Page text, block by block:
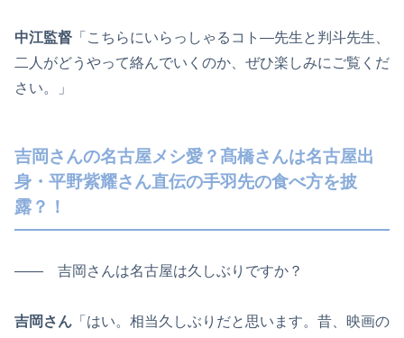
中江監督 「こちらにいらっしゃるコト―先生と判斗先生、
二人がどうやって絡んでいくのか、ぜひ楽しみにご覧くだ
さい。」
吉岡さんの名古屋メシ愛？髙橋さんは名古屋出
身・平野紫耀さん直伝の手羽先の食べ方を披
露？！
―― 吉岡さんは名古屋は久しぶりですか？
吉岡さん 「はい。相当久しぶりだと思います。昔、映画の